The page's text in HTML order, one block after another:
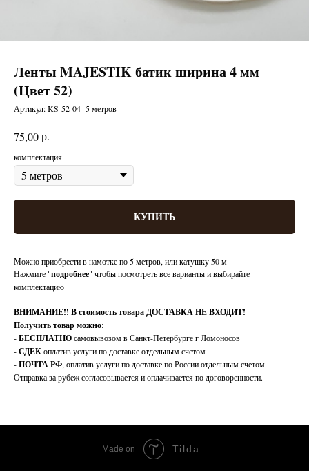
Ленты MAJESTIK батик ширина 4 мм
(Цвет 52)
Артикул:KS-52-04- 5 метров
75,00р.
комплектация
КУПИТЬ
Можно приобрести в намотке по 5 метров, или катушку 50 м
Нажмите "подробнее" чтобы посмотреть все варианты и выбирайте
комплектацию
ВНИМАНИЕ!! В стоимость товара ДОСТАВКА НЕ ВХОДИТ!
Получить товар можно:
-БЕСПЛАТНОсамовывозом в Санкт-Петербурге г Ломоносов
-СДЕКоплатив услуги по доставке отдельным счетом
-ПОЧТА РФ, оплатив услуги по доставке по России отдельным счетом
Отправка за рубеж согласовывается и оплачивается по договоренности.
Made on Tilda